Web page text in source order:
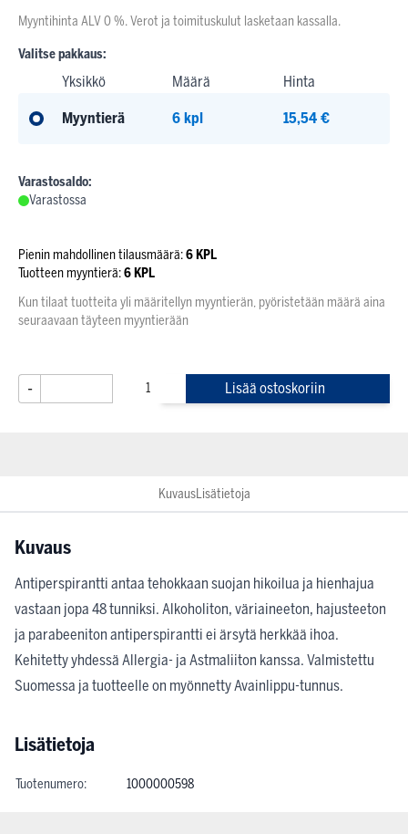
Myyntihinta ALV 0 %. Verot ja toimituskulut lasketaan kassalla.
Valitse pakkaus:
Yksikkö Määrä Hinta
Myyntierä 6 kpl 15,54 €
Varastosaldo:
Varastossa
Pienin mahdollinen tilausmäärä:6 KPL
Tuotteen myyntierä:6 KPL
Kun tilaat tuotteita yli määritellyn myyntierän, pyöristetään määrä aina
seuraavaan täyteen myyntierään
- Lisää ostoskoriin
KuvausLisätietoja
Kuvaus
Antiperspirantti antaa tehokkaan suojan hikoilua ja hienhajua
vastaan jopa 48 tunniksi. Alkoholiton, väriaineeton, hajusteeton
ja parabeeniton antiperspirantti ei ärsytä herkkää ihoa.
Kehitetty yhdessä Allergia- ja Astmaliiton kanssa. Valmistettu
Suomessa ja tuotteelle on myönnetty Avainlippu-tunnus.
Lisätietoja
Tuotenumero: 1000000598